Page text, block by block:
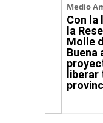
Medio
Con la
la
Molle
Buena